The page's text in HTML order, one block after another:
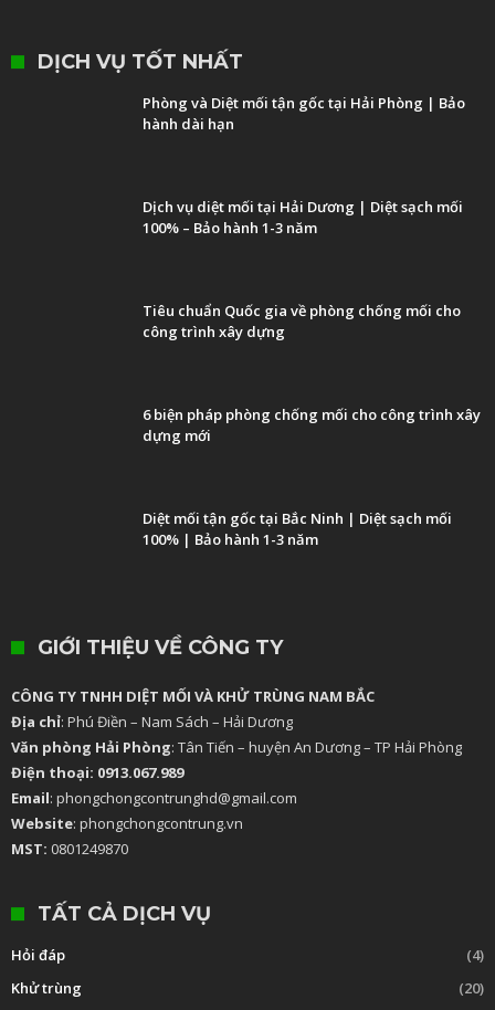
DỊCH VỤ TỐT NHẤT
Phòng và Diệt mối tận gốc tại Hải Phòng | Bảo
hành dài hạn
Dịch vụ diệt mối tại Hải Dương | Diệt sạch mối
100% – Bảo hành 1-3 năm
Tiêu chuẩn Quốc gia về phòng chống mối cho
công trình xây dựng
6 biện pháp phòng chống mối cho công trình xây
dựng mới
Diệt mối tận gốc tại Bắc Ninh | Diệt sạch mối
100% | Bảo hành 1-3 năm
GIỚI THIỆU VỀ CÔNG TY
CÔNG TY TNHH DIỆT MỐI VÀ KHỬ TRÙNG NAM BẮC
Địa chỉ: Phú Điền – Nam Sách – Hải Dương
Văn phòng Hải Phòng: Tân Tiến – huyện An Dương – TP Hải Phòng
Điện thoại: 0913.067.989
Email: phongchongcontrunghd@gmail.com
Website: phongchongcontrung.vn
MST: 0801249870
TẤT CẢ DỊCH VỤ
Hỏi đáp
(4)
Khử trùng
(20)